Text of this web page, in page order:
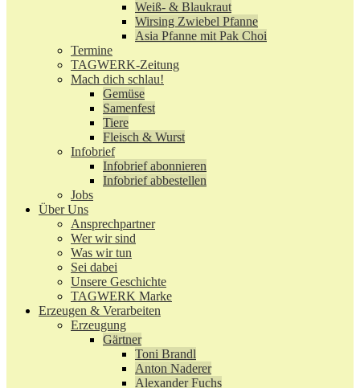
Weiß- & Blaukraut
Wirsing Zwiebel Pfanne
Asia Pfanne mit Pak Choi
Termine
TAGWERK-Zeitung
Mach dich schlau!
Gemüse
Samenfest
Tiere
Fleisch & Wurst
Infobrief
Infobrief abonnieren
Infobrief abbestellen
Jobs
Über Uns
Ansprechpartner
Wer wir sind
Was wir tun
Sei dabei
Unsere Geschichte
TAGWERK Marke
Erzeugen & Verarbeiten
Erzeugung
Gärtner
Toni Brandl
Anton Naderer
Alexander Fuchs